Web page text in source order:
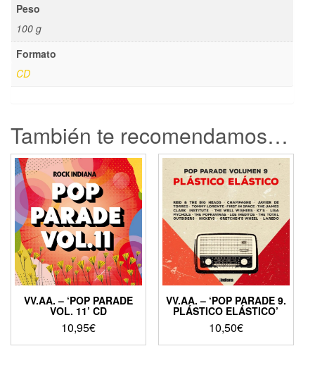
Peso
100 g
Formato
CD
También te recomendamos…
VV.AA. – ‘POP PARADE
VOL. 11’ CD
10,95€
VV.AA. – ‘POP PARADE 9.
PLÁSTICO ELÁSTICO’
10,50€